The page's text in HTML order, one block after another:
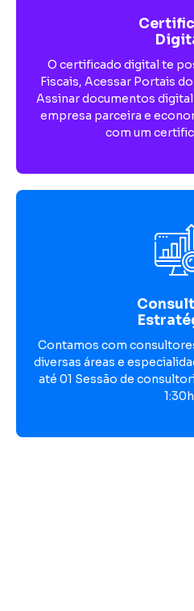
O certificado digital te
Fiscais, Acessar Portais
Assinar documentos
empresa parceira e
com um
Contamos com
diversas áreas e
até 01 Sessão de